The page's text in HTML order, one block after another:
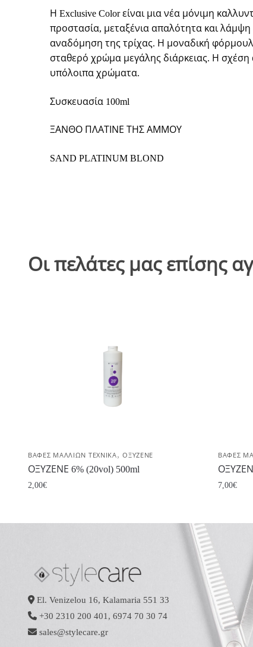
Η Exclusive Color είναι μια νέα μόνιμη
προστασία, μεταξένια απαλότητα και
αναδόμηση της τρίχας. Η μοναδική
σταθερό χρώμα μεγάλης διάρκειας. Η σχέση
υπόλοιπα χρώματα.
Συσκευασία 100ml
ΞΑΝΘΟ ΠΛΑΤΙΝΕ ΤΗΣ ΑΜΜΟΥ
SAND PLATINUM BLOND
Οι πελάτες μας επίσης
ΒΑΦΕΣ ΜΑΛΛΙΩΝ ΤΕΧΝΙΚΑ,ΟΞΥΖΕΝΕ
ΟΞΥΖΕΝΕ 6% (20vol) 500ml
2,00€
ΒΑΦΕΣ
7,00€
El. Venizelou 16, Kalamaria 551 33
+30 2310 200 401 , 6974 70 30 74
sales@stylecare.gr